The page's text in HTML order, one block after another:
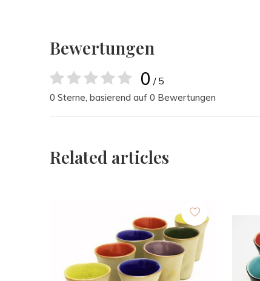
Bewertungen
0 / 5
0 Sterne, basierend auf 0 Bewertungen
Related articles